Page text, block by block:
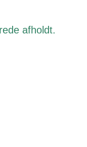
afholdt.